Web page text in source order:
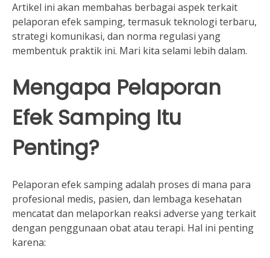
Artikel ini akan membahas berbagai aspek terkait
pelaporan efek samping, termasuk teknologi terbaru,
strategi komunikasi, dan norma regulasi yang
membentuk praktik ini. Mari kita selami lebih dalam.
Mengapa Pelaporan
Efek Samping Itu
Penting?
Pelaporan efek samping adalah proses di mana para
profesional medis, pasien, dan lembaga kesehatan
mencatat dan melaporkan reaksi adverse yang terkait
dengan penggunaan obat atau terapi. Hal ini penting
karena: